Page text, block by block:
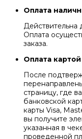
Оплата
Действительна
Оплата
заказа.
Оплата
После
страницу, где
банковской
карты Visa,
вы получите
указанная в
проведенной